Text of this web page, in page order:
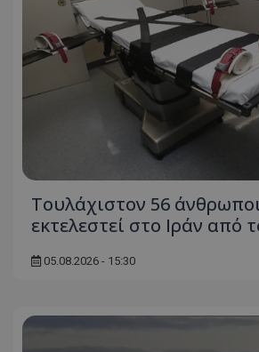
Τουλάχιστον 56
εκτελεστεί στο Ιράν από
05.08.2026 - 15:30